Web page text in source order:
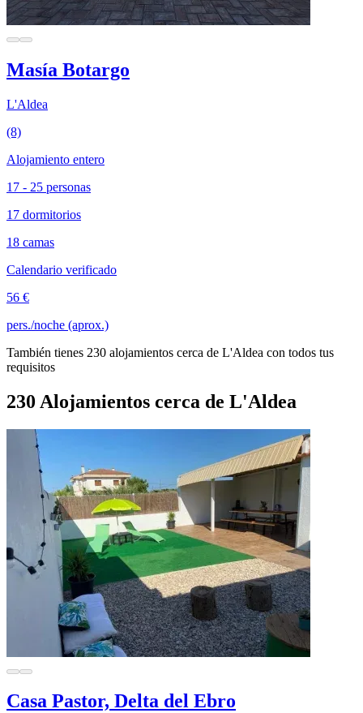
Masía Botargo
L'Aldea
(8)
Alojamiento entero
17 - 25 personas
17 dormitorios
18 camas
Calendario verificado
56 €
pers./noche (aprox.)
También tienes 230 alojamientos cerca de L'Aldea con todos tus
requisitos
230 Alojamientos cerca de L'Aldea
Casa Pastor, Delta del Ebro